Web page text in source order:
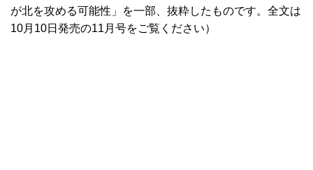
が北を攻める可能性」を一部、抜粋したものです。全文は
10月10日発売の11月号をご覧ください）